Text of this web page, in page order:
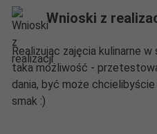
Wnioski z
Realizując zajęcia kulinarne
taka możliwość -
dania, być może
smak :)